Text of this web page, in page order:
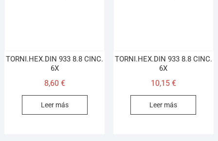
TORNI.HEX.DIN 933 8.8 CINC.
6X
8,60 €
Leer más
TORNI.HEX.DIN 933 8.8 CINC.
6X
10,15 €
Leer más